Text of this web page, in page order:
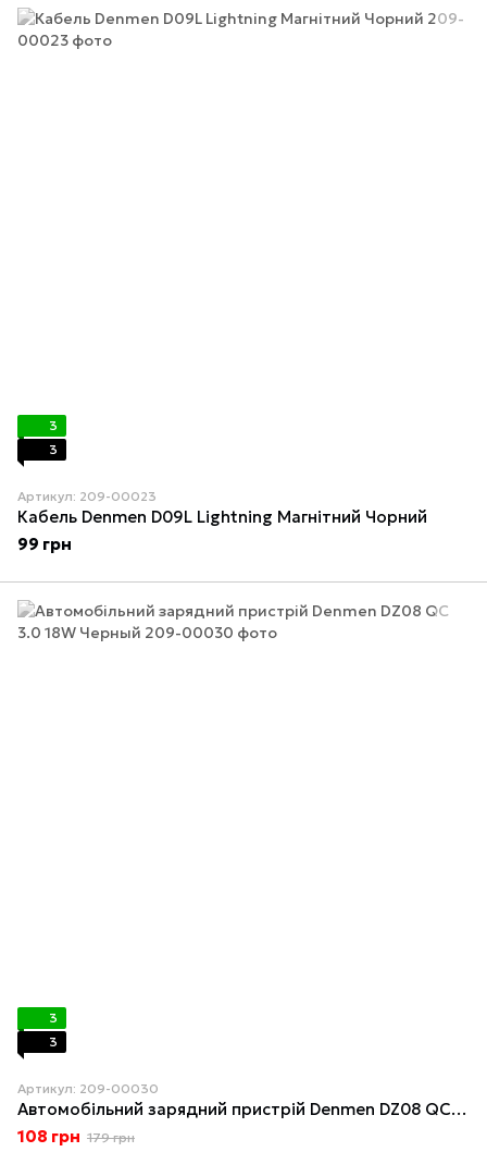
3
3
Артикул: 209-00023
Кабель Denmen D09L Lightning Магнітний Чорний
99 грн
3
3
Артикул: 209-00030
Автомобільний зарядний пристрій Denmen DZ08 QC 3.0 18W Черный
108 грн 179 грн